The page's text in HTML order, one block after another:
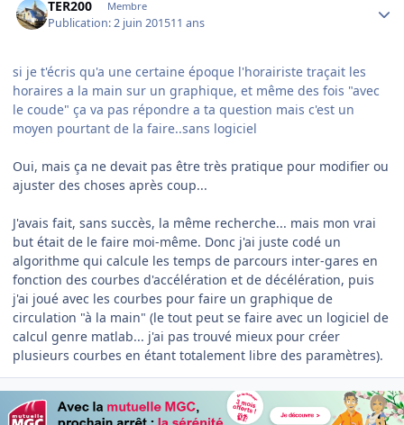
TER200 Membre
Publication:2 juin 201511 ans
​si je t'écris qu'a une certaine époque l'horairiste traçait les
horaires a la main sur un graphique, et même des fois "avec
le coude" ça va pas répondre a ta question mais c'est un
moyen pourtant de la faire..sans logiciel
​Oui, mais ça ne devait pas être très pratique pour modifier ou
ajuster des choses après coup...
J'avais fait, sans succès, la même recherche... mais mon vrai
but était de le faire moi-même. Donc j'ai juste codé un
algorithme qui calcule les temps de parcours inter-gares en
fonction des courbes d'accélération et de décélération, puis
j'ai joué avec les courbes pour faire un graphique de
circulation "à la main" (le tout peut se faire avec un logiciel de
calcul genre matlab... j'ai pas trouvé mieux pour créer
plusieurs courbes en étant totalement libre des paramètres).